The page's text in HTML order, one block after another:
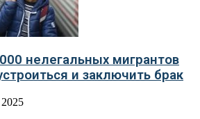
нелегальных мигрантов
и заключить брак